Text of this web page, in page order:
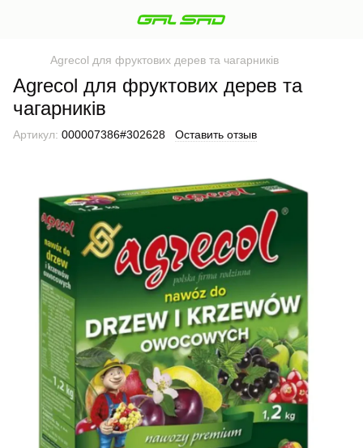
Agrecol для фруктових дерев та чагарників
Agrecol для фруктових дерев та
чагарників
Артикул: 000007386#302628 Оставить отзыв